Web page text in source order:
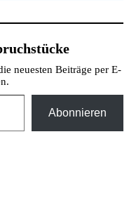
neuesten Beiträge per E-
Abonnieren